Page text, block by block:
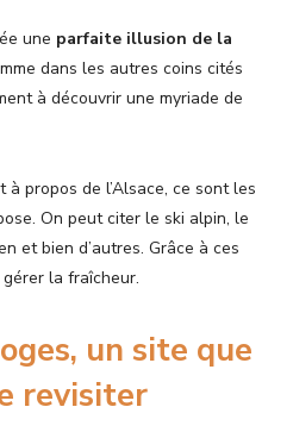
une parfaite illusion de la
dans les autres coins cités
à découvrir une myriade de
propos de l’Alsace, ce sont les
On peut citer le ski alpin, le
et bien d’autres. Grâce à ces
la fraîcheur.
un site que
revisiter